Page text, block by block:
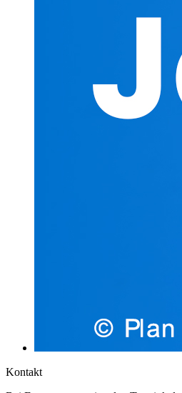
Kontakt